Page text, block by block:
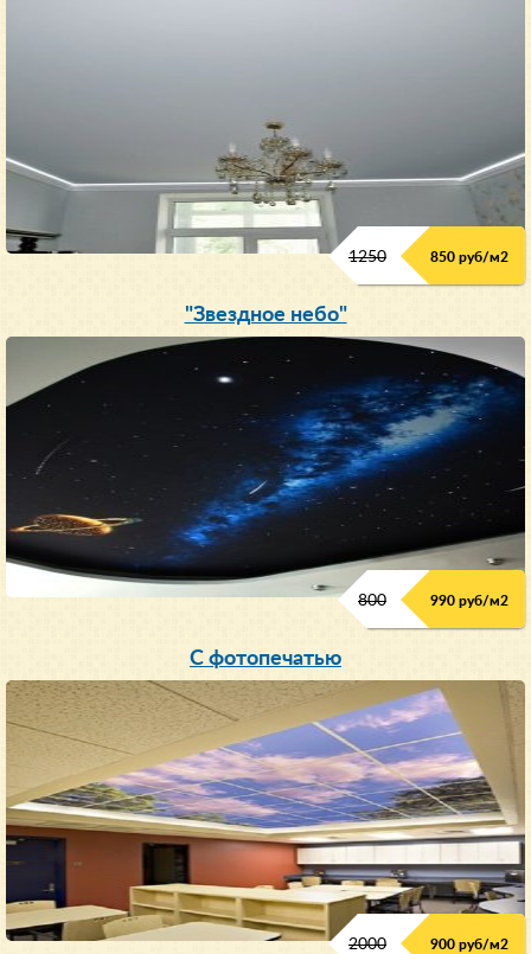
1250 850 руб/м2
"Звездное небо"
800 990 руб/м2
С фотопечатью
2000 900 руб/м2